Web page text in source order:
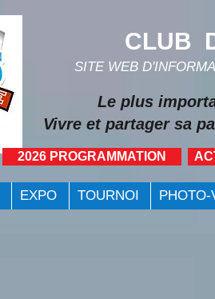
CLUB
SITE WEB
Vivre et partager sa
2026 PROGRAMMATION
Le plus
EXPO TOURNOI PHOTO-